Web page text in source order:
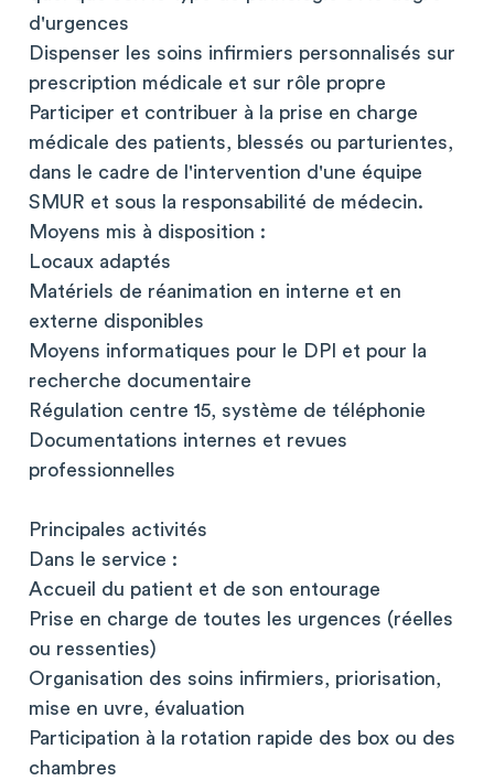
d'urgences
Dispenser les soins infirmiers personnalisés sur
prescription médicale et sur rôle propre
Participer et contribuer à la prise en charge
médicale des patients, blessés ou parturientes,
dans le cadre de l'intervention d'une équipe
SMUR et sous la responsabilité de médecin.
Moyens mis à disposition :
Locaux adaptés
Matériels de réanimation en interne et en
externe disponibles
Moyens informatiques pour le DPI et pour la
recherche documentaire
Régulation centre 15, système de téléphonie
Documentations internes et revues
professionnelles
Principales activités
Dans le service :
Accueil du patient et de son entourage
Prise en charge de toutes les urgences (réelles
ou ressenties)
Organisation des soins infirmiers, priorisation,
mise en uvre, évaluation
Participation à la rotation rapide des box ou des
chambres